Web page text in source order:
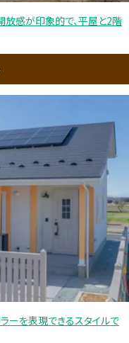
感が印象的で、平屋と2階
ーを表現できるスタイルで